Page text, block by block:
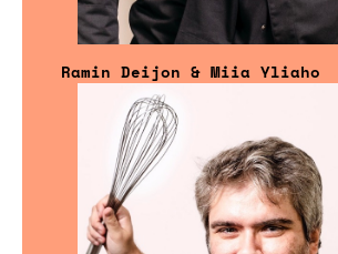
Ramin Deijon & Miia Yliaho